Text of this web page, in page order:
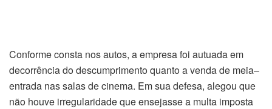
Conforme consta nos autos, a empresa foi autuada em
decorrência do descumprimento quanto a venda de meia–
entrada nas salas de cinema. Em sua defesa, alegou que
não houve irregularidade que ensejasse a multa imposta